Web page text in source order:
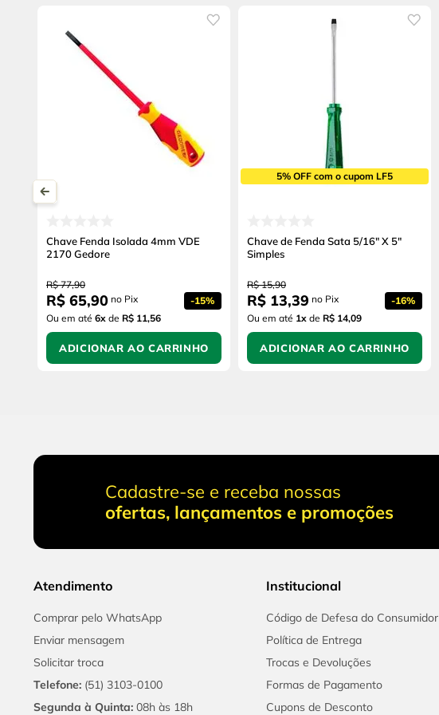
Chave Fenda Isolada 4mm VDE
2170 Gedore
R$ 77,90
R$ 65,90 no Pix -15%
Ou em até 6x de R$ 11,56
ADICIONAR AO CARRINHO
5% OFF com o cupom LF5
Chave de Fenda Sata 5/16" X 5"
Simples
R$ 15,90
R$ 13,39 no Pix -16%
Ou em até 1x de R$ 14,09
ADICIONAR AO CARRINHO
Cadastre-se e receba nossas
ofertas, lançamentos e promoções
Atendimento
Comprar pelo WhatsApp
Enviar mensagem
Solicitar troca
Telefone: (51) 3103-0100
Segunda à Quinta: 08h às 18h
Institucional
Código de Defesa do Consumidor
Política de Entrega
Trocas e Devoluções
Formas de Pagamento
Cupons de Desconto